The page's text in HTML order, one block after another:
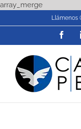
array_mergeSkip
content
Llámenos